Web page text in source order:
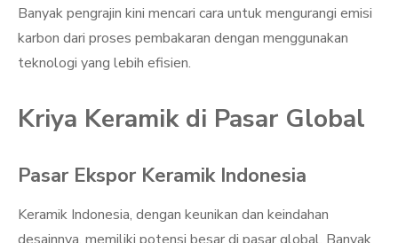
Banyak pengrajin kini mencari cara untuk mengurangi emisi
karbon dari proses pembakaran dengan menggunakan
teknologi yang lebih efisien.
Kriya Keramik di Pasar Global
Pasar Ekspor Keramik Indonesia
Keramik Indonesia, dengan keunikan dan keindahan